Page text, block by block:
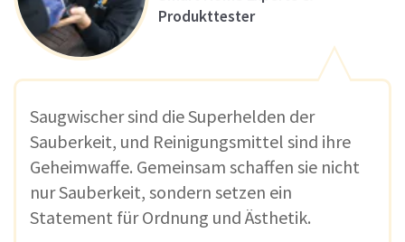
Produkttester
Saugwischer sind die Superhelden der
Sauberkeit, und Reinigungsmittel sind ihre
Geheimwaffe. Gemeinsam schaffen sie nicht
nur Sauberkeit, sondern setzen ein
Statement für Ordnung und Ästhetik.